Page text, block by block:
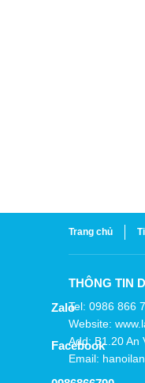
Trang chủ
THÔNG TIN
Tel: 0986 866
Website:
Add: B1.20
Email:
Zalo
Facebook